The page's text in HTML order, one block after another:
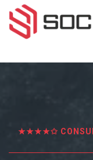
★★★★✩